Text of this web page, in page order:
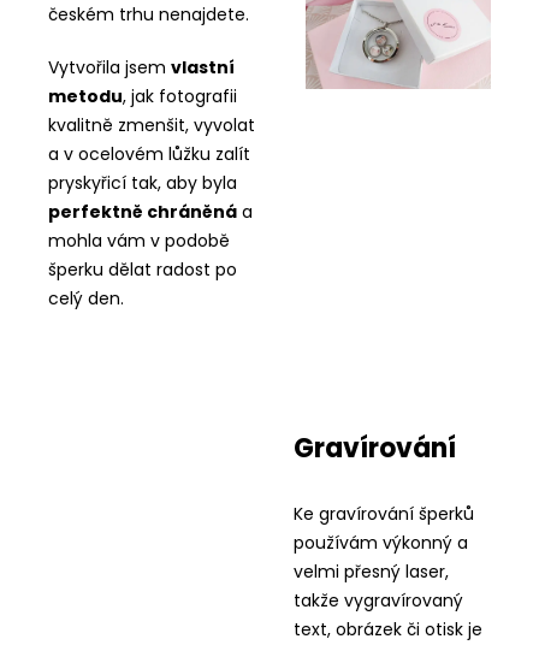
českém trhu nenajdete.
Vytvořila jsem vlastní
metodu, jak fotografii
kvalitně zmenšit, vyvolat
a v ocelovém lůžku zalít
pryskyřicí tak, aby byla
perfektně chráněná a
mohla vám v podobě
šperku dělat radost po
celý den.
Gravírování
Ke gravírování šperků
používám výkonný a
velmi přesný laser,
takže vygravírovaný
text, obrázek či otisk je